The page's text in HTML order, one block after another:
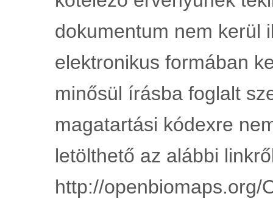
dokumentum nem kerül
elektronikus formában
minősül írásba foglalt
magatartási kódexre
letölthető az alábbi
http://openbiomaps.org/